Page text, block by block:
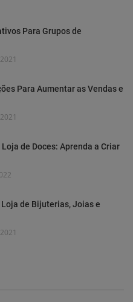
Para Grupos de
Para Aumentar as Vendas e
de Doces: Aprenda a Criar
de Bijuterias, Joias e